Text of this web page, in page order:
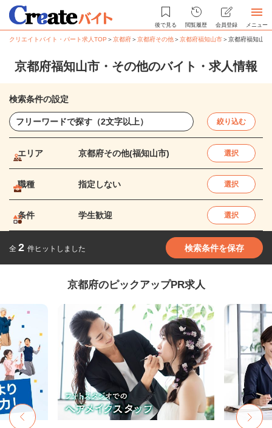
後で見る 閲覧履歴 会員登録 メニュー
クリエイトバイト・パート求人TOP ＞京都府＞京都府その他＞京都府福知山市＞京都府福知山
京都府福知山市・その他のバイト・求人情報
検索条件の設定
絞り込む
エリア 京都府その他(福知山市) 選択
職種 指定しない 選択
条件 学生歓迎 選択
全 2 件ヒットしました 検索条件を保存
京都府のピックアップPR求人